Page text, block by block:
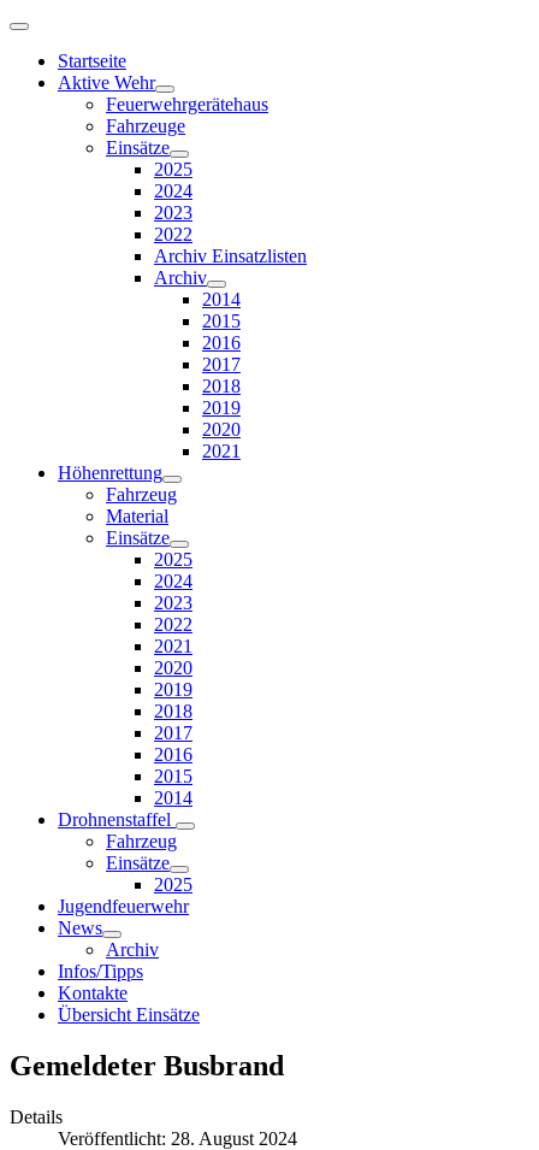
Startseite
Aktive Wehr
Feuerwehrgerätehaus
Fahrzeuge
Einsätze
2025
2024
2023
2022
Archiv Einsatzlisten
Archiv
2014
2015
2016
2017
2018
2019
2020
2021
Höhenrettung
Fahrzeug
Material
Einsätze
2025
2024
2023
2022
2021
2020
2019
2018
2017
2016
2015
2014
Drohnenstaffel
Fahrzeug
Einsätze
2025
Jugendfeuerwehr
News
Archiv
Infos/Tipps
Kontakte
Übersicht Einsätze
Gemeldeter Busbrand
Details
Veröffentlicht: 28. August 2024